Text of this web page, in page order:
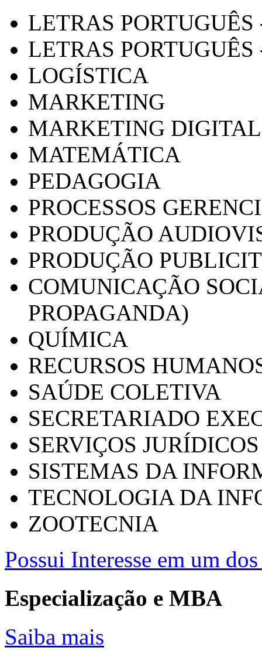
LETRAS
LETRAS PORTUGUÊS
LOGÍSTICA
MARKETING
MARKETING DIGITAL
MATEMÁTICA
PEDAGOGIA
PROCESSOS
PRODUÇÃO
PRODUÇÃO
COMUNICAÇÃO
PROPAGANDA)
QUÍMICA
RECURSOS
SAÚDE COLETIVA
SECRETARIADO
SERVIÇOS
SISTEMAS DA
TECNOLOGIA DA
ZOOTECNIA
Possui Interesse em um
Especialização e MBA
Saiba mais